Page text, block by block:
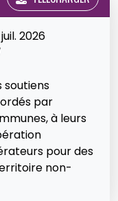
2026
par
à leurs
pour des
non-